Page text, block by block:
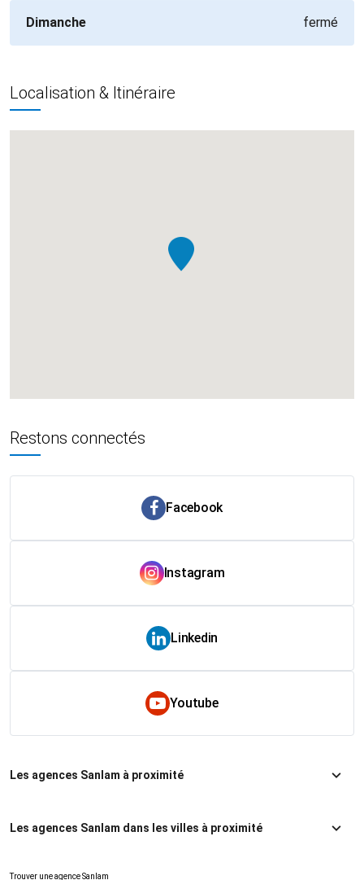
Dimanche fermé
Localisation & Itinéraire
Restons connectés
Facebook
Instagram
Linkedin
Youtube
Les agences Sanlam à proximité
Les agences Sanlam dans les villes à proximité
Trouver une agence Sanlam